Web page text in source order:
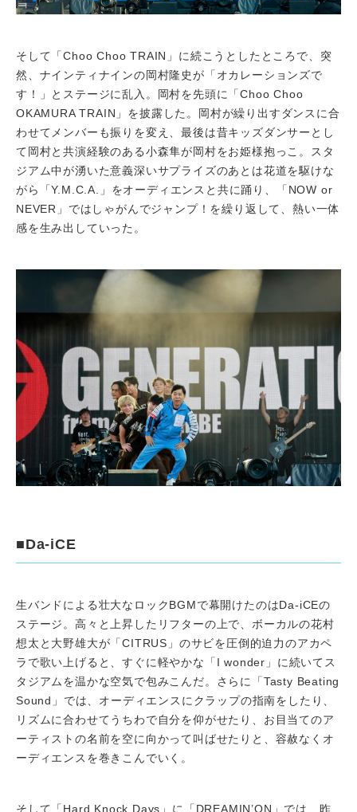
そして「Choo Choo TRAIN」に続こうとしたところで、突
然、ナインティナインの岡村隆史が「オカレーションズで
す！」とステージに乱入。岡村を先頭に「Choo Choo
OKAMURA TRAIN」を披露した。岡村が繰り出すダンスに合
わせてメンバーも振りを変え、最後は昔キッズダンサーとし
て岡村と共演経験のある小森隼が岡村をお姫様抱っこ。スタ
ジアム中が湧いた意義深いサプライズのあとは花道を駆けな
がら「Y.M.C.A.」をオーディエンスと共に踊り、「NOW or
NEVER」ではしゃがんでジャンプ！を繰り返して、熱い一体
感を生み出していった。
■Da-iCE
生バンドによる壮大なロックBGMで幕開けたのはDa-iCEの
ステージ。高々と上昇したリフターの上で、ボーカルの花村
想太と大野雄大が「CITRUS」のサビを圧倒的迫力のアカペ
ラで歌い上げると、すぐに軽やかな「I wonder」に続いてス
タジアムを温かな空気で包みこんだ。さらに「Tasty Beating
Sound」では、オーディエンスにクラップの指南をしたり、
リズムに合わせてうちわで自分を仰がせたり、お目当てのア
ーティストの名前を空に向かって叫ばせたりと、容赦なくオ
ーディエンスを巻きこんでいく。
そして「Hard Knock Days」に「DREAMIN’ON」では、昨